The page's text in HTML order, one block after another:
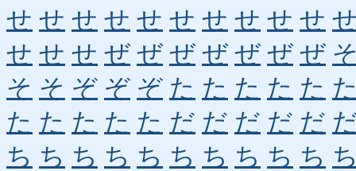
せ せ せ せ せ せ せ せ せ せ
せ せ せ ぜ ぜ ぜ ぜ ぜ ぜ ぜ
そ そ ぞ ぞ ぞ た た た た た
た た た た た だ だ だ だ だ
ち ち ち ち ち ち ち ち ち ち